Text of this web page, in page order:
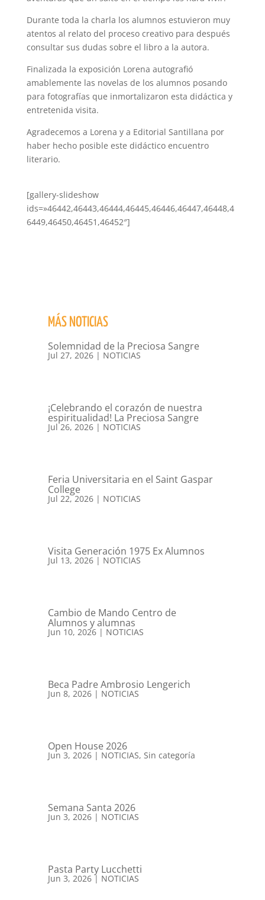
Durante toda la charla los alumnos estuvieron muy
atentos al relato del proceso creativo para después
consultar sus dudas sobre el libro a la autora.
Finalizada la exposición Lorena autografió
amablemente las novelas de los alumnos posando
para fotografías que inmortalizaron esta didáctica y
entretenida visita.
Agradecemos a Lorena y a Editorial Santillana por
haber hecho posible este didáctico encuentro
literario.
[gallery-slideshow
ids=»46442,46443,46444,46445,46446,46447,46448,4
6449,46450,46451,46452″]
MÁS NOTICIAS
Solemnidad de la Preciosa Sangre
Jul 27, 2026| NOTICIAS
¡Celebrando el corazón de nuestra
espiritualidad! La Preciosa Sangre
Jul 26, 2026| NOTICIAS
Feria Universitaria en el Saint Gaspar
College
Jul 22, 2026| NOTICIAS
Visita Generación 1975 Ex Alumnos
Jul 13, 2026| NOTICIAS
Cambio de Mando Centro de
Alumnos y alumnas
Jun 10, 2026| NOTICIAS
Beca Padre Ambrosio Lengerich
Jun 8, 2026| NOTICIAS
Open House 2026
Jun 3, 2026| NOTICIAS, Sin categoría
Semana Santa 2026
Jun 3, 2026| NOTICIAS
Pasta Party Lucchetti
Jun 3, 2026| NOTICIAS